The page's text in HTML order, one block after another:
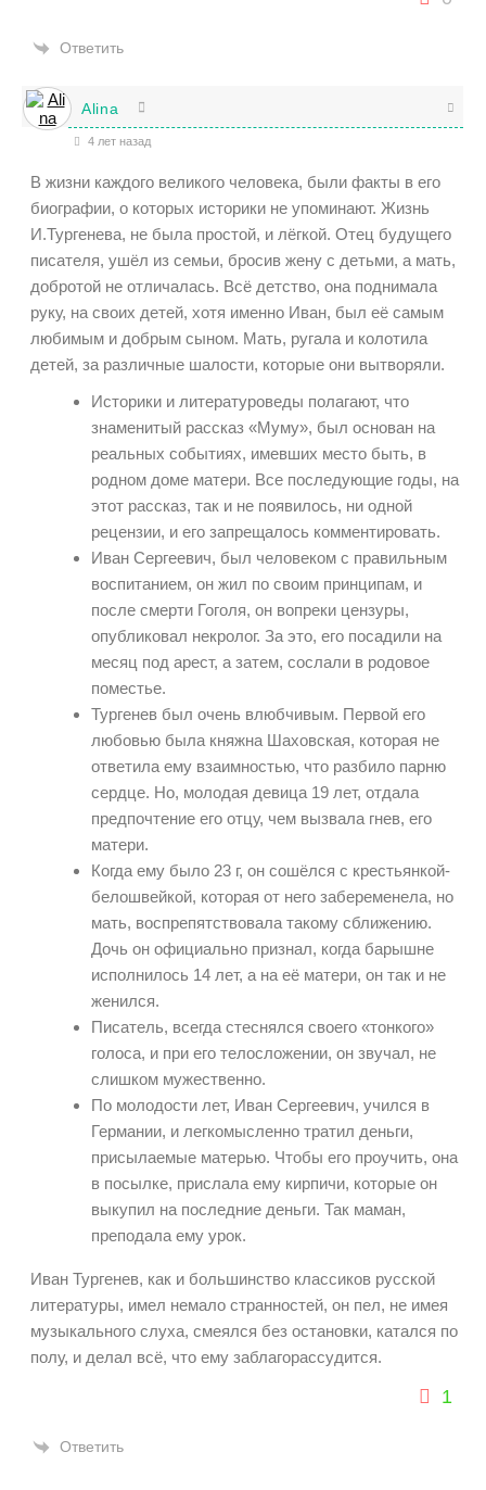
Ответить
Alina
4 лет назад
В жизни каждого великого человека, были факты в его
биографии, о которых историки не упоминают. Жизнь
И.Тургенева, не была простой, и лёгкой. Отец будущего
писателя, ушёл из семьи, бросив жену с детьми, а мать,
добротой не отличалась. Всё детство, она поднимала
руку, на своих детей, хотя именно Иван, был её самым
любимым и добрым сыном. Мать, ругала и колотила
детей, за различные шалости, которые они вытворяли.
Историки и литературоведы полагают, что
знаменитый рассказ «Муму», был основан на
реальных событиях, имевших место быть, в
родном доме матери. Все последующие годы, на
этот рассказ, так и не появилось, ни одной
рецензии, и его запрещалось комментировать.
Иван Сергеевич, был человеком с правильным
воспитанием, он жил по своим принципам, и
после смерти Гоголя, он вопреки цензуры,
опубликовал некролог. За это, его посадили на
месяц под арест, а затем, сослали в родовое
поместье.
Тургенев был очень влюбчивым. Первой его
любовью была княжна Шаховская, которая не
ответила ему взаимностью, что разбило парню
сердце. Но, молодая девица 19 лет, отдала
предпочтение его отцу, чем вызвала гнев, его
матери.
Когда ему было 23 г, он сошёлся с крестьянкой-
белошвейкой, которая от него забеременела, но
мать, воспрепятствовала такому сближению.
Дочь он официально признал, когда барышне
исполнилось 14 лет, а на её матери, он так и не
женился.
Писатель, всегда стеснялся своего «тонкого»
голоса, и при его телосложении, он звучал, не
слишком мужественно.
По молодости лет, Иван Сергеевич, учился в
Германии, и легкомысленно тратил деньги,
присылаемые матерью. Чтобы его проучить, она
в посылке, прислала ему кирпичи, которые он
выкупил на последние деньги. Так маман,
преподала ему урок.
Иван Тургенев, как и большинство классиков русской
литературы, имел немало странностей, он пел, не имея
музыкального слуха, смеялся без остановки, катался по
полу, и делал всё, что ему заблагорассудится.
1
Ответить